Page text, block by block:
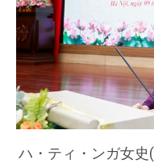
ハ・ティ・ンガ女